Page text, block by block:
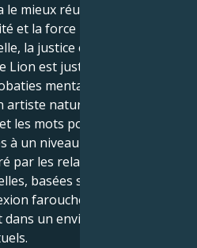
mieux réussi à améliorer
et la force mentale,
la justice et un cœur
est juste la base solide
mentales de votre
artiste naturel qui peut
les mots pour se connecter
un niveau beaucoup plus
par les relations
basées sur des idées
farouchement loyale, et
un environnement de